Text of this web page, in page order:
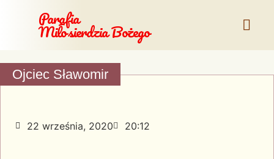
Parafia
Miłosierdzia Bożego
Ojciec Sławomir
22 września, 2020 20:12